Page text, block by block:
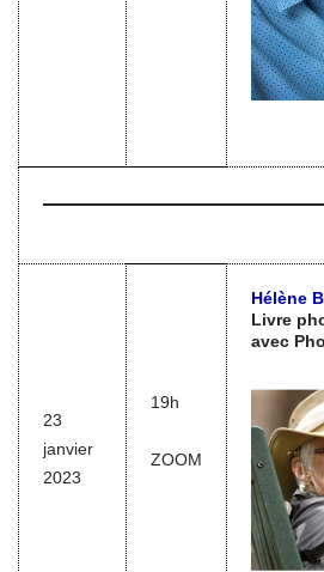
23
janvier
2023
19h
ZOOM
Hélène
Livre
avec